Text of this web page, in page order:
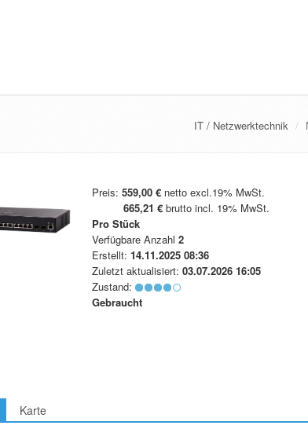
IT / Netzwerktechnik
Preis:559,00 € netto excl.19% MwSt.
665,21 € brutto incl. 19% MwSt.
Pro Stück
Verfügbare Anzahl2
Erstellt:14.11.2025 08:36
Zuletzt aktualisiert:03.07.2026 16:05
Zustand:
Gebraucht
Karte